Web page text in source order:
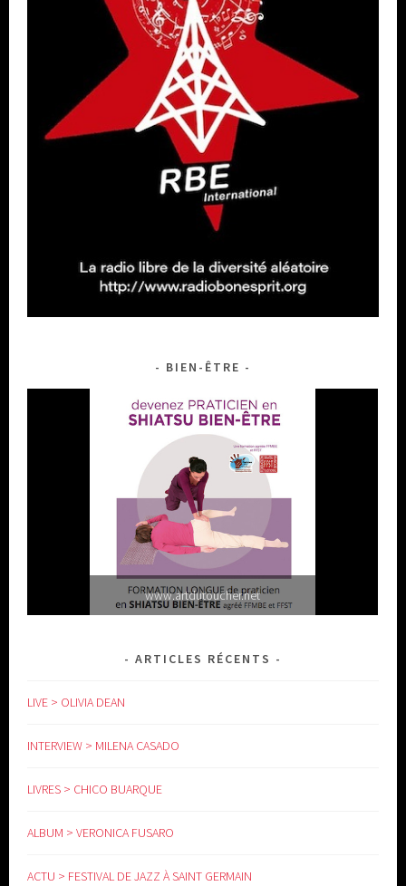
BIEN-ÊTRE
www.artdutoucher.net
ARTICLES RÉCENTS
LIVE > OLIVIA DEAN
INTERVIEW > MILENA CASADO
LIVRES > CHICO BUARQUE
ALBUM > VERONICA FUSARO
ACTU > FESTIVAL DE JAZZ À SAINT GERMAIN